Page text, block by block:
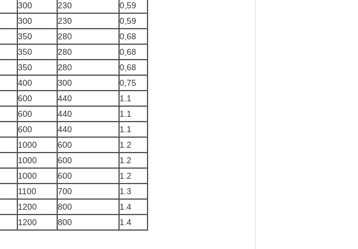
300 230
0,59
300 230
0,59
350 280
0,68
350 280
0,68
350 280
0,68
400 300
0,75
600 440
1.1
600 440
1.1
600 440
1.1
1000 600
1.2
1000 600
1.2
1000 600
1.2
1100 700
1.3
1200 800
1.4
1200 800 1.4